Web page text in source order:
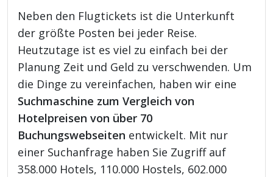
Neben den Flugtickets ist die Unterkunft
der größte Posten bei jeder Reise.
Heutzutage ist es viel zu einfach bei der
Planung Zeit und Geld zu verschwenden. Um
die Dinge zu vereinfachen, haben wir eine
Suchmaschine zum Vergleich von
Hotelpreisen von über 70
Buchungswebseiten entwickelt. Mit nur
einer Suchanfrage haben Sie Zugriff auf
358.000 Hotels, 110.000 Hostels, 602.000